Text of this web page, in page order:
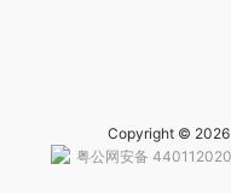
Copyright © 2026
粤公网安备